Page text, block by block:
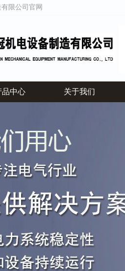
限公司官网
品中心 关于我们